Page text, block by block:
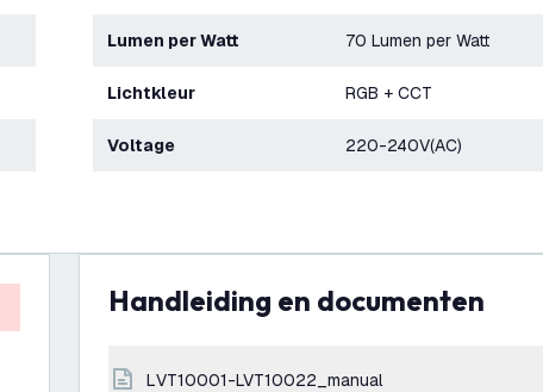
Lumen per Watt 70 Lumen per Watt
Lichtkleur RGB + CCT
Voltage 220-240V(AC)
Handleiding en documenten
LVT10001-LVT10022_manual